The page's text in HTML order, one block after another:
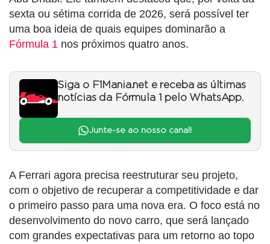
sexta ou sétima corrida de 2026, será possível ter
uma boa ideia de quais equipes dominarão a
Fórmula 1 nos próximos quatro anos.
Siga o F1Mania.net e receba as últimas
notícias da Fórmula 1 pelo WhatsApp.
Junte-se ao nosso canal!
A Ferrari agora precisa reestruturar seu projeto,
com o objetivo de recuperar a competitividade e dar
o primeiro passo para uma nova era. O foco está no
desenvolvimento do novo carro, que será lançado
com grandes expectativas para um retorno ao topo